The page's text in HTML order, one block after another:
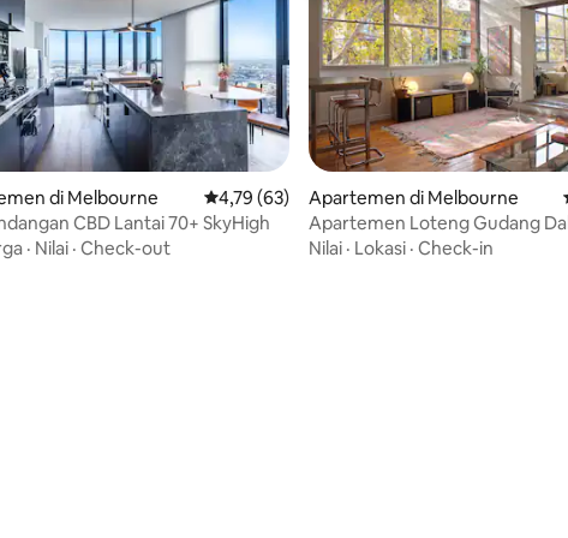
5, 94 ulasan
di Melbourne Nilai rata-rata 4,79 dari 5, 63 ulasan
4,79 (63)
CBD Lantai 70+ SkyHigh
· Nilai · Check-out
Apartemen di Melbourne
Apartemen Loteng Gudang
yang dipenuhi cahaya
Nilai · Lokasi · Check-in